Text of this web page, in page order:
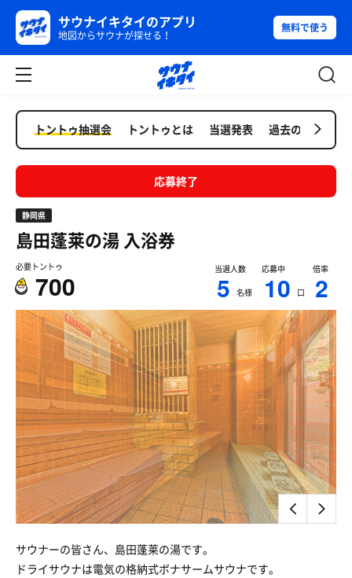
サウナイキタイのアプリ
地図からサウナが探せる！
無料で使う
トントゥ抽選会 トントゥとは 当選発表 過去の抽選会
応募終了
静岡県
島田蓬莱の湯入浴券
必要トントゥ
700
当選人数
5 名様
応募中
10 口
倍率
2
サウナーの皆さん、島田蓬莱の湯です。
ドライサウナは電気の格納式ボナサームサウナです。